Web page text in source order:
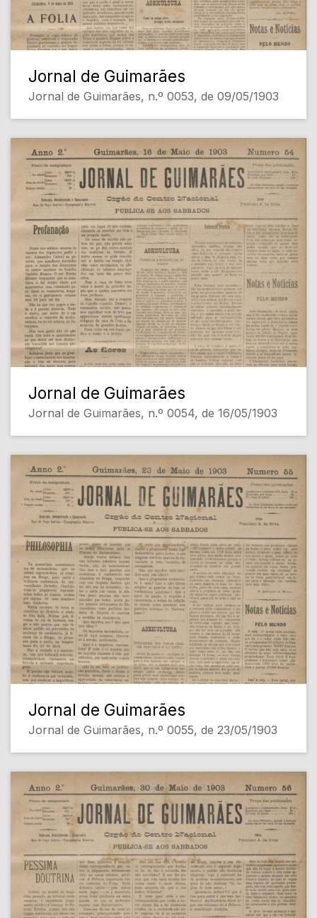
Jornal de Guimarães
Jornal de Guimarães, n.º 0053, de 09/05/1903
Jornal de Guimarães
Jornal de Guimarães, n.º 0054, de 16/05/1903
Jornal de Guimarães
Jornal de Guimarães, n.º 0055, de 23/05/1903